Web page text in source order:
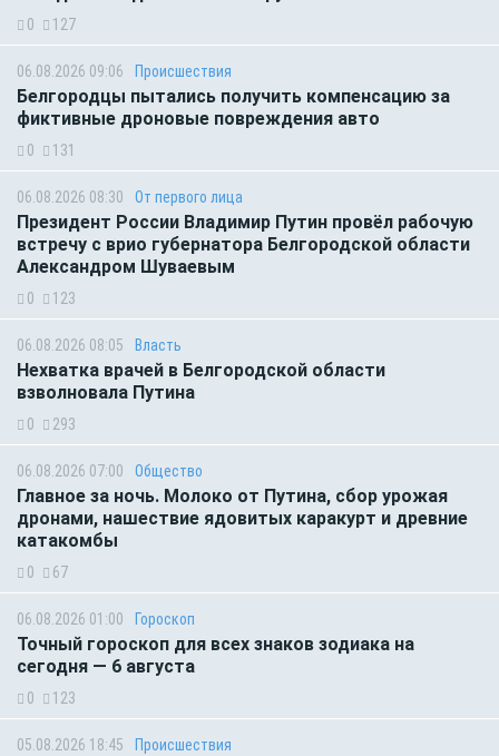
0 127
06.08.2026 09:06 Происшествия
Белгородцы пытались получить компенсацию за
фиктивные дроновые повреждения авто
0 131
06.08.2026 08:30 От первого лица
Президент России Владимир Путин провёл рабочую
встречу с врио губернатора Белгородской области
Александром Шуваевым
0 123
06.08.2026 08:05 Власть
Нехватка врачей в Белгородской области
взволновала Путина
0 293
06.08.2026 07:00 Общество
Главное за ночь. Молоко от Путина, сбор урожая
дронами, нашествие ядовитых каракурт и древние
катакомбы
0 67
06.08.2026 01:00 Гороскоп
Точный гороскоп для всех знаков зодиака на
сегодня — 6 августа
0 123
05.08.2026 18:45 Происшествия